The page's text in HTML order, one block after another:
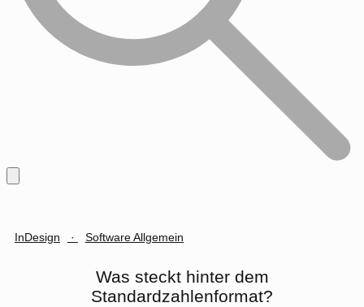
InDesign · Software Allgemein
Was steckt hinter dem
Standardzahlenformat?